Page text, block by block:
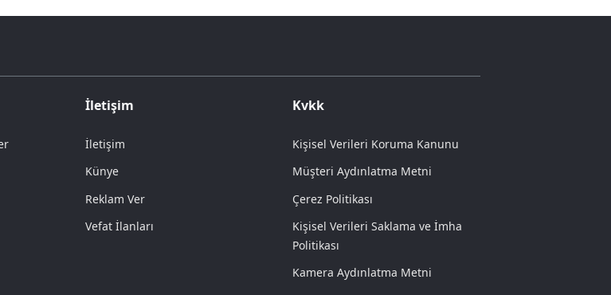
İletişim
İletişim
Künye
Reklam Ver
Vefat İlanları
Kvkk
Kişisel Verileri Koruma Kanunu
Müşteri Aydınlatma Metni
Çerez Politikası
Kişisel Verileri Saklama ve İmha
Politikası
Kamera Aydınlatma Metni